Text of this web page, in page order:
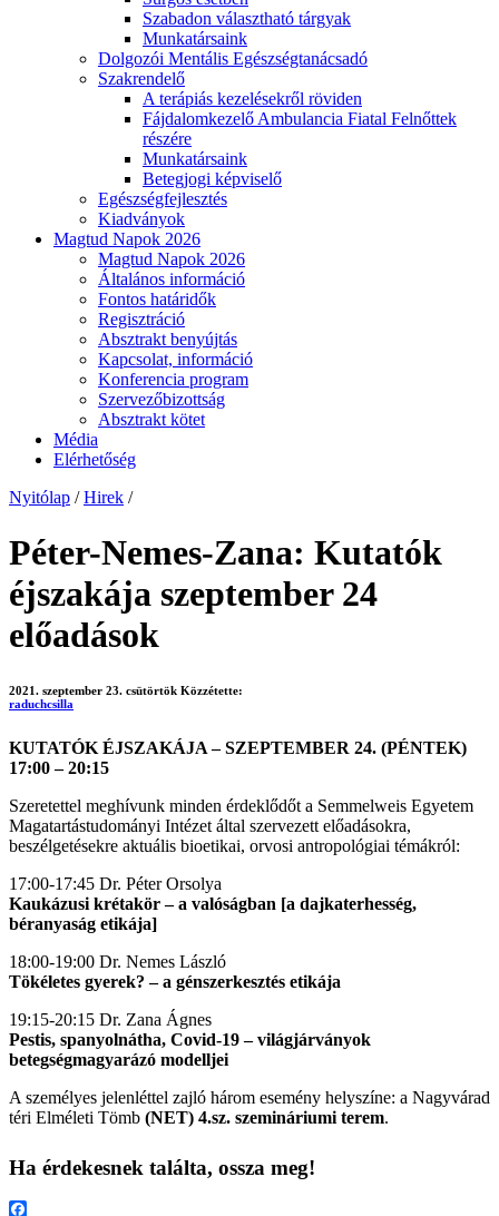
Szabadon választható tárgyak
Munkatársaink
Dolgozói Mentális Egészségtanácsadó
Szakrendelő
A terápiás kezelésekről röviden
Fájdalomkezelő Ambulancia Fiatal Felnőttek
részére
Munkatársaink
Betegjogi képviselő
Egészségfejlesztés
Kiadványok
Magtud Napok 2026
Magtud Napok 2026
Általános információ
Fontos határidők
Regisztráció
Absztrakt benyújtás
Kapcsolat, információ
Konferencia program
Szervezőbizottság
Absztrakt kötet
Média
Elérhetőség
Nyitólap / Hirek /
Péter-Nemes-Zana: Kutatók
éjszakája szeptember 24
előadások
2021. szeptember 23. csütörtök Közzétette:
raduchcsilla
KUTATÓK ÉJSZAKÁJA – SZEPTEMBER 24. (PÉNTEK)
17:00 – 20:15
Szeretettel meghívunk minden érdeklődőt a Semmelweis Egyetem
Magatartástudományi Intézet által szervezett előadásokra,
beszélgetésekre aktuális bioetikai, orvosi antropológiai témákról:
17:00-17:45 Dr. Péter Orsolya
Kaukázusi krétakör – a valóságban [a dajkaterhesség,
béranyaság etikája]
18:00-19:00 Dr. Nemes László
Tökéletes gyerek? – a génszerkesztés etikája
19:15-20:15 Dr. Zana Ágnes
Pestis, spanyolnátha, Covid-19 – világjárványok
betegségmagyarázó modelljei
A személyes jelenléttel zajló három esemény helyszíne: a Nagyvárad
téri Elméleti Tömb (NET) 4.sz. szemináriumi terem.
Ha érdekesnek találta, ossza meg!